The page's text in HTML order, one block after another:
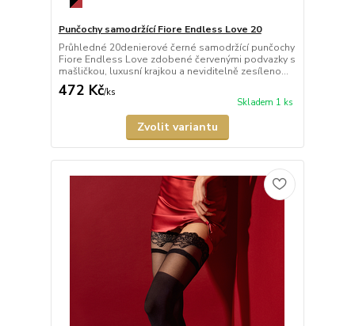
Punčochy samodržící Fiore Endless Love 20
Průhledné 20denierové černé samodržící punčochy
Fiore Endless Love zdobené červenými podvazky s
mašličkou, luxusní krajkou a neviditelně zesíleno...
472 Kč/ks
Skladem 1 ks
Zvolit variantu